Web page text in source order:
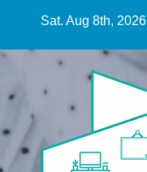
content
Sat. Aug 8th, 2026